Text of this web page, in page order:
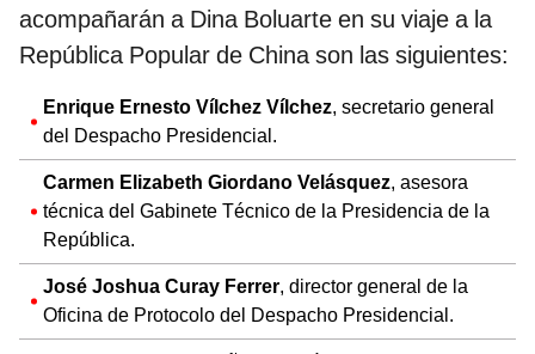
acompañarán a Dina Boluarte en su viaje a la
República Popular de China son las siguientes:
Enrique Ernesto Vílchez Vílchez, secretario general
del Despacho Presidencial.
Carmen Elizabeth Giordano Velásquez, asesora
técnica del Gabinete Técnico de la Presidencia de la
República.
José Joshua Curay Ferrer, director general de la
Oficina de Protocolo del Despacho Presidencial.